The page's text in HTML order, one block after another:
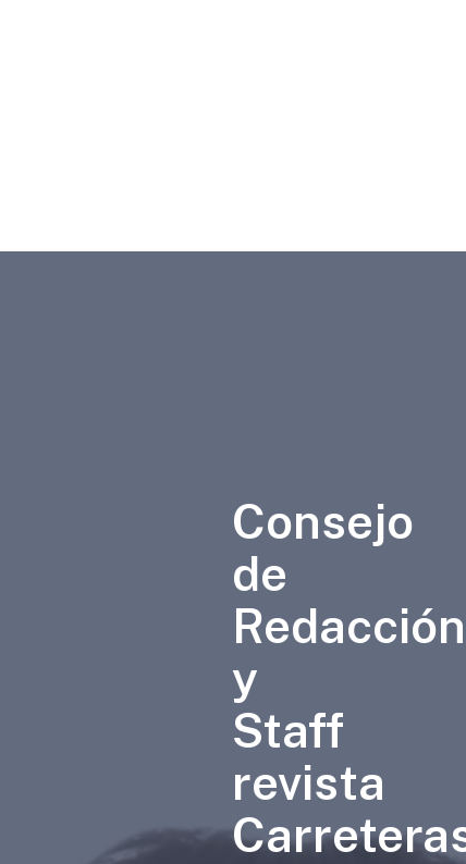
Consejo
de
Redacción
y
Staff
revista